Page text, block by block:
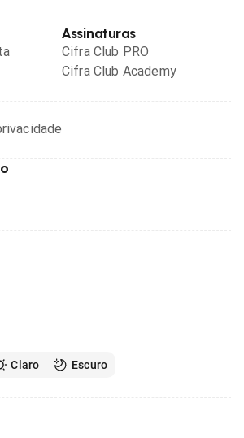
Assinaturas
Cifra Club PRO
Cifra Club Academy
Claro Escuro